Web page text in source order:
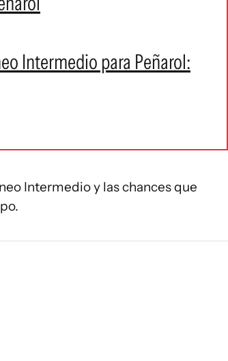
Intermedio para Peñarol:
Intermedio y las chances que